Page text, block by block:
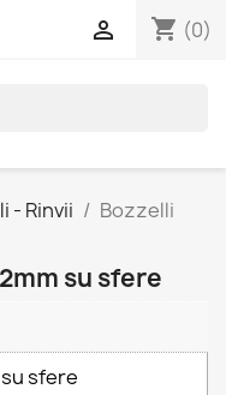
shopping_cart (0)

- Rinvii
Bozzelli
su sfere
sfere